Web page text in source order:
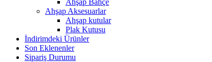
Ahşap Bahçe
Ahşap Aksesuarlar
Ahşap kutular
Plak Kutusu
İndirimdeki Ürünler
Son Eklenenler
Sipariş Durumu